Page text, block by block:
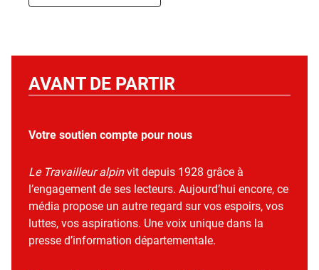
AVANT DE PARTIR
Votre soutien compte pour nous
Le Travailleur alpinvit depuis 1928 grâce à
l’engagement de ses lecteurs. Aujourd’hui encore, ce
média propose un autre regard sur vos espoirs, vos
luttes, vos aspirations. Une voix unique dans la
presse d’information départementale.